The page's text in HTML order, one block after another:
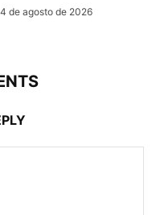
4 de agosto de 2026